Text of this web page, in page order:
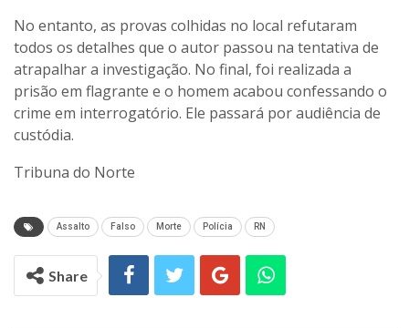
No entanto, as provas colhidas no local refutaram
todos os detalhes que o autor passou na tentativa de
atrapalhar a investigação. No final, foi realizada a
prisão em flagrante e o homem acabou confessando o
crime em interrogatório. Ele passará por audiência de
custódia.
Tribuna do Norte
Assalto Falso Morte Polícia RN
Share